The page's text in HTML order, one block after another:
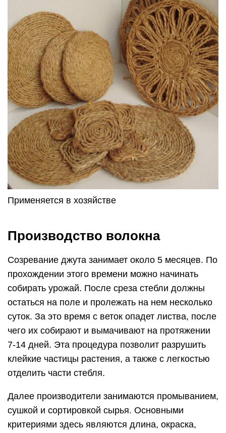
Применяется в хозяйстве
Производство волокна
Созревание джута занимает около 5 месяцев. По
прохождении этого времени можно начинать
собирать урожай. После среза стебли должны
остаться на поле и пролежать на нем несколько
суток. За это время с веток опадет листва, после
чего их собирают и вымачивают на протяжении
7-14 дней. Эта процедура позволит разрушить
клейкие частицы растения, а также с легкостью
отделить части стебля.
Далее производители занимаются промыванием,
сушкой и сортировкой сырья. Основными
критериями здесь являются длина, окраска,